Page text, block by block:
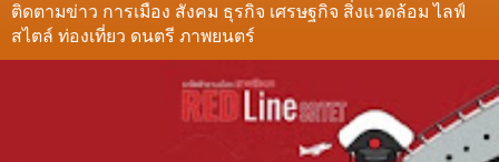
ติดตามข่าว การเมือง สังคม ธุรกิจ เศรษฐกิจ สิ่งแวดล้อม ไลฟ์
สไตล์ ท่องเที่ยว ดนตรี ภาพยนตร์